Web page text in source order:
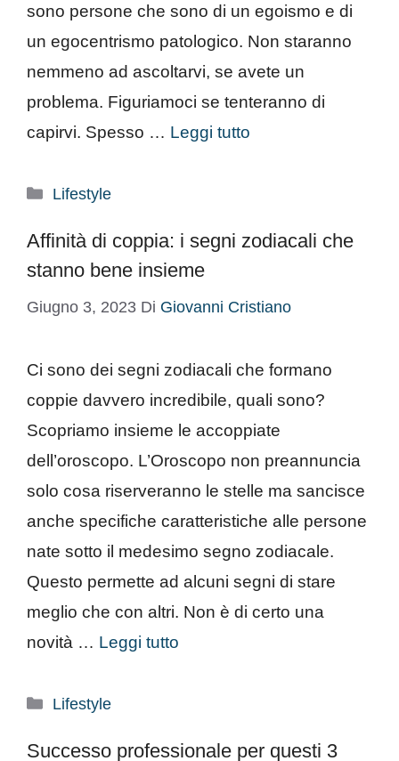
sono persone che sono di un egoismo e di
un egocentrismo patologico. Non staranno
nemmeno ad ascoltarvi, se avete un
problema. Figuriamoci se tenteranno di
capirvi. Spesso … Leggi tutto
Categorie
Lifestyle
Affinità di coppia: i segni zodiacali che
stanno bene insieme
Giugno 3, 2023 Di Giovanni Cristiano
Ci sono dei segni zodiacali che formano
coppie davvero incredibile, quali sono?
Scopriamo insieme le accoppiate
dell’oroscopo. L’Oroscopo non preannuncia
solo cosa riserveranno le stelle ma sancisce
anche specifiche caratteristiche alle persone
nate sotto il medesimo segno zodiacale.
Questo permette ad alcuni segni di stare
meglio che con altri. Non è di certo una
novità … Leggi tutto
Categorie
Lifestyle
Successo professionale per questi 3